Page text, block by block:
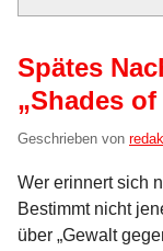
Spätes
„Shades of
Geschrieben von
Wer erinnert sich
Bestimmt nicht
über „Gewalt